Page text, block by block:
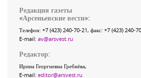
Редакция газеты
«Арсеньевские вести»:
Телефон: +7 (423) 240-70-21, факс: +7 (423) 240-
E-mail: av@arsvest.ru
Редактор:
Ирина Георгиевна Гребнёва,
E-mail: editor@arsvest.ru